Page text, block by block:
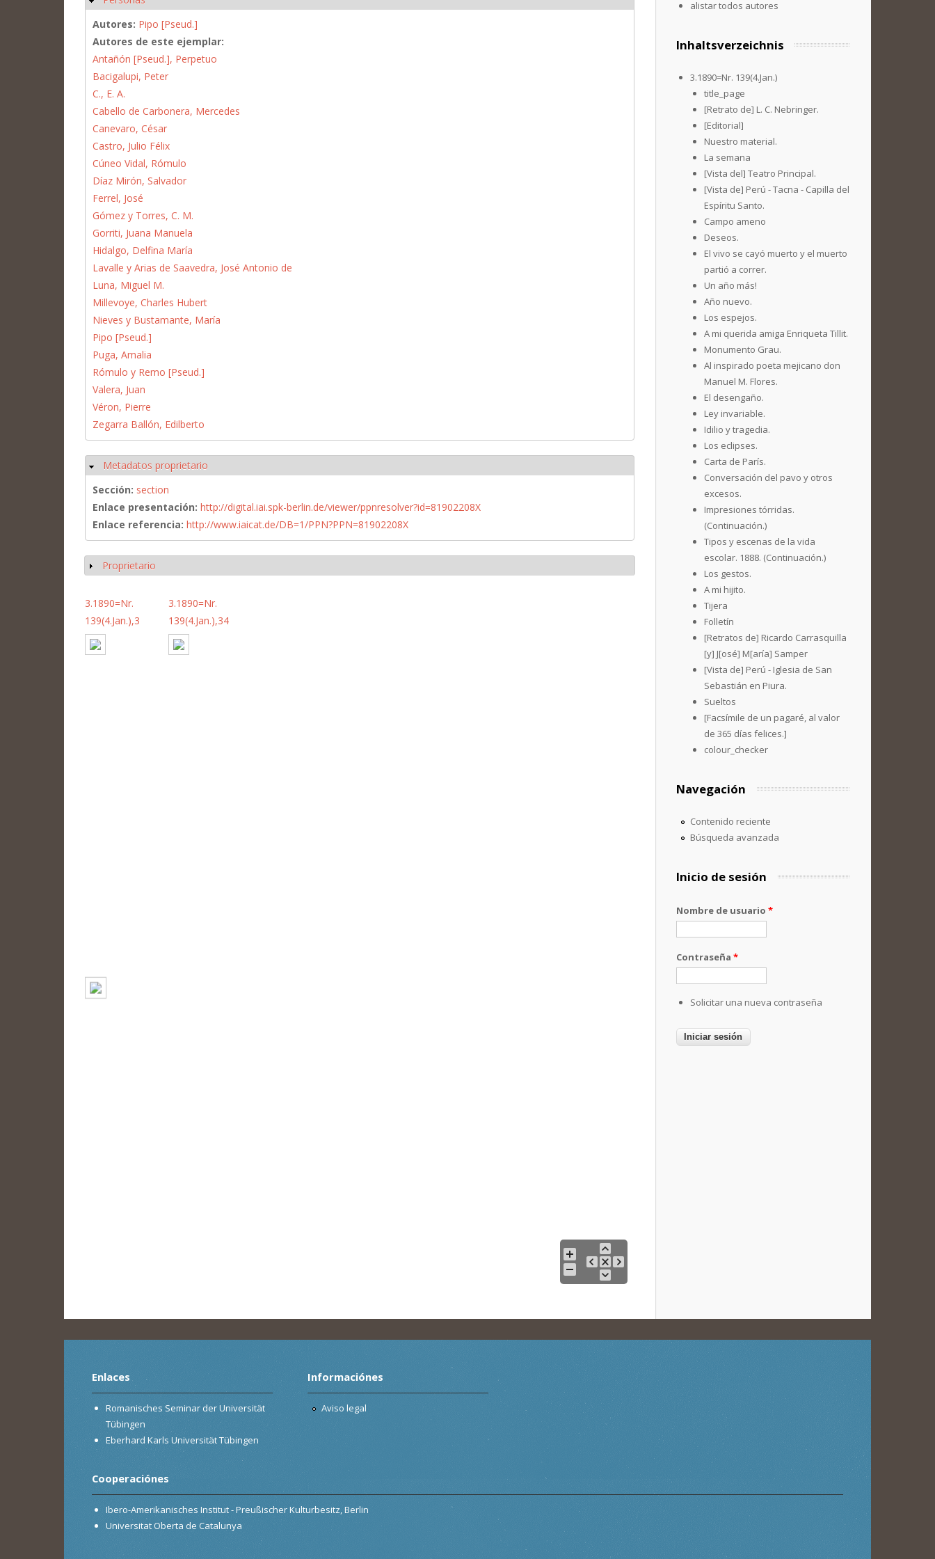
Autores: Pipo [Pseud.]
Autores de este ejemplar:
Antañón [Pseud.], Perpetuo
Bacigalupi, Peter
C., E. A.
Cabello de Carbonera, Mercedes
Canevaro, César
Castro, Julio Félix
Cúneo Vidal, Rómulo
Díaz Mirón, Salvador
Ferrel, José
Gómez y Torres, C. M.
Gorriti, Juana Manuela
Hidalgo, Delfina María
Lavalle y Arias de Saavedra, José Antonio de
Luna, Miguel M.
Millevoye, Charles Hubert
Nieves y Bustamante, María
Pipo [Pseud.]
Puga, Amalia
Rómulo y Remo [Pseud.]
Valera, Juan
Véron, Pierre
Zegarra Ballón, Edilberto
Ocultar
Metadatos proprietario
Sección: section
Enlace presentación: http://digital.iai.spk-berlin.de/viewer/ppnresolver?id=81902208X
Enlace referencia: http://www.iaicat.de/DB=1/PPN?PPN=81902208X
Mostrar
Proprietario
3.1890=Nr.
139(4.Jan.),3
3.1890=Nr.
139(4.Jan.),34
alistar todos autores
Inhaltsverzeichnis
3.1890=Nr. 139(4.Jan.)
title_page
[Retrato de] L. C. Nebringer.
[Editorial]
Nuestro material.
La semana
[Vista del] Teatro Principal.
[Vista de] Perú - Tacna - Capilla del
Espíritu Santo.
Campo ameno
Deseos.
El vivo se cayó muerto y el muerto
partió a correr.
Un año más!
Año nuevo.
Los espejos.
A mi querida amiga Enriqueta Tillit.
Monumento Grau.
Al inspirado poeta mejicano don
Manuel M. Flores.
El desengaño.
Ley invariable.
Idilio y tragedia.
Los eclipses.
Carta de París.
Conversación del pavo y otros
excesos.
Impresiones tórridas.
(Continuación.)
Tipos y escenas de la vida
escolar. 1888. (Continuación.)
Los gestos.
A mi hijito.
Tijera
Folletín
[Retratos de] Ricardo Carrasquilla
[y] J[osé] M[aría] Samper
[Vista de] Perú - Iglesia de San
Sebastián en Piura.
Sueltos
[Facsímile de un pagaré, al valor
de 365 días felices.]
colour_checker
Navegación
Contenido reciente
Búsqueda avanzada
Inicio de sesión
Nombre de usuario *
Contraseña *
Solicitar una nueva contraseña
Enlaces
Romanisches Seminar der Universität
Tübingen
Eberhard Karls Universität Tübingen
Informaciónes
Aviso legal
Cooperaciónes
Ibero-Amerikanisches Institut - Preußischer Kulturbesitz, Berlin
Universitat Oberta de Catalunya